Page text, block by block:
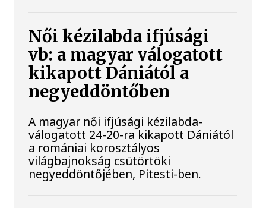
Női kézilabda ifjúsági
vb: a magyar válogatott
kikapott Dániától a
negyeddöntőben
A magyar női ifjúsági kézilabda-
válogatott 24-20-ra kikapott Dániától
a romániai korosztályos
világbajnokság csütörtöki
negyeddöntőjében, Pitesti-ben.